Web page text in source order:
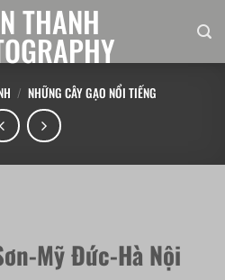
/ NHỮNG CÂY GẠO NỔI TIẾNG
Mỹ Đức-Hà Nội